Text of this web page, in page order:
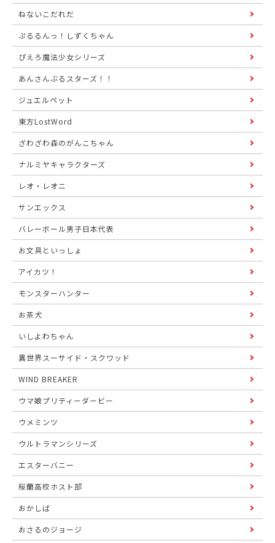
ねないこだれだ
ぷるるんっ！しずくちゃん
ぴえろ魔法少女シリーズ
あんさんぶるスターズ！！
ジュエルペット
東方LostWord
ざわざわ森のがんこちゃん
ナルミヤキャラクターズ
レオ・レオニ
サンエックス
バレーボール男子日本代表
お文具といっしょ
アイカツ！
モンスターハンター
お茶犬
いしよわちゃん
異世界スーサイド・スクワッド
WIND BREAKER
ウマ娘プリティーダービー
ウメミンツ
ウルトラマンシリーズ
エスターバニー
桜蘭高校ホスト部
おかしば
おさるのジョージ